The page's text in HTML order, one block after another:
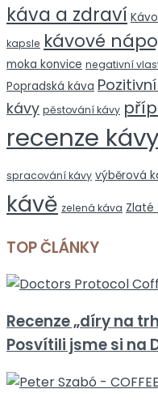
káva a zdraví
kapsle kávové
moka konvice negativní
Popradská káva
kávy pěstování kávy
recenze kávy
spracování kávy výběrová
kávě zelená káva Zlaté
TOP ČLÁNKY
Recenze „díry na
Posvítili jsme si na